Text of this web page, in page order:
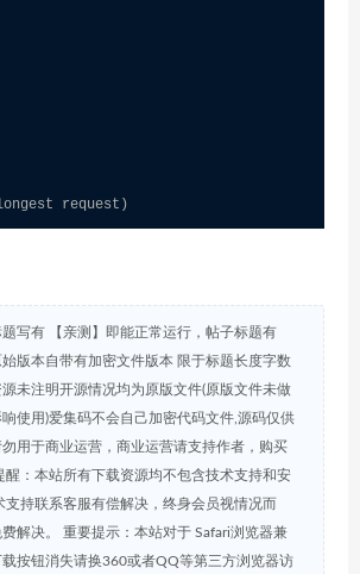
request)
写有 【亲测】即能正常运行，帖子标题有
始版本自带有加密文件版本 限于标题长度字数
未注明开源情况均为原版文件(原版文件未做
使用)爱集码不会自己加密代码文件,源码仅供
用于商业运营，商业运营请支持作者，购买
醒：本站所有下载资源均不包含技术支持和安
支持联系客服有偿解决，终身会员视情况而
解决。 重要提示：本站对于 Safari浏览器兼
按钮消失请换360或者QQ等第三方浏览器访